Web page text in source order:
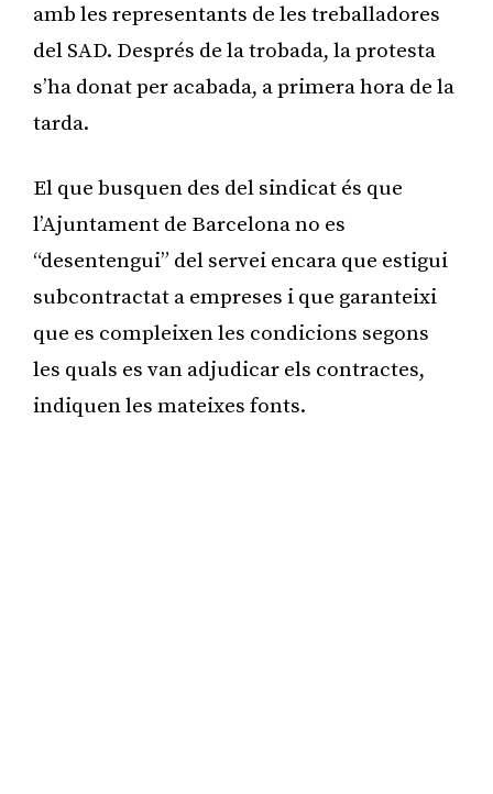
amb les representants de les treballadores
del SAD. Després de la trobada, la protesta
s’ha donat per acabada, a primera hora de la
tarda.
El que busquen des del sindicat és que
l’Ajuntament de Barcelona no es
“desentengui” del servei encara que estigui
subcontractat a empreses i que garanteixi
que es compleixen les condicions segons
les quals es van adjudicar els contractes,
indiquen les mateixes fonts.